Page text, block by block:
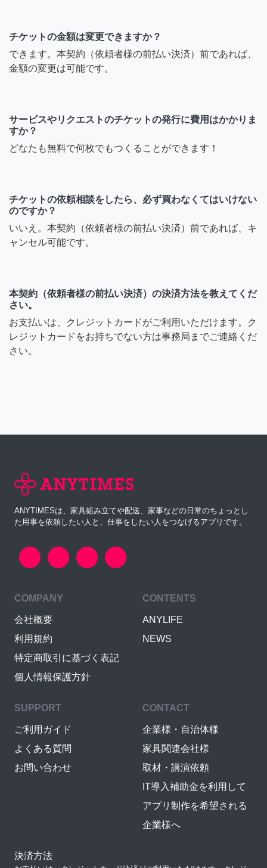
チケットの金額は変更できますか？
できます。本契約（依頼者様の前払い決済）前であれば、
金額の変更は可能です。
サービスやリクエストのチケットの発行に費用はかかりま
すか？
どなたも無料で何枚でもつくることができます！
チケットの依頼相談をしたら、必ず買わなくてはいけない
のですか？
いいえ。本契約（依頼者様の前払い決済）前であれば、キ
ャンセル可能です。
本契約（依頼者様の前払い決済）の決済方法を教えてくだ
さい。
お支払いは、クレジットカードがご利用いただけます。ク
レジットカードをお持ちでない方は事務局までご連絡くだ
さい。
ANYTIMESは、家具組み立てや配送、家事などの日常のちょっとし
た用事を依頼したい人と、仕事をしたい人をつなげるアプリです。
COMPANY
会社概要
利用規約
特定商取引に基づく表記
個人情報保護方針
CONTENTS
ANYLIFE
NEWS
SUPPORT
ご利用ガイド
よくある質問
お問い合わせ
CONTACT
企業様・自治体様
家具関連会社様
取材・講演依頼
IT導入補助金を利用して
アプリ制作を希望される
企業様へ
決済方法